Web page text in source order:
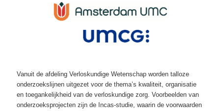
Vanuit de afdeling Verloskundige Wetenschap worden talloze
onderzoekslijnen uitgezet voor de thema’s kwaliteit, organisatie
en toegankelijkheid van de verloskundige zorg. Voorbeelden van
onderzoeksprojecten zijn de Incas-studie, waarin de voorwaarden